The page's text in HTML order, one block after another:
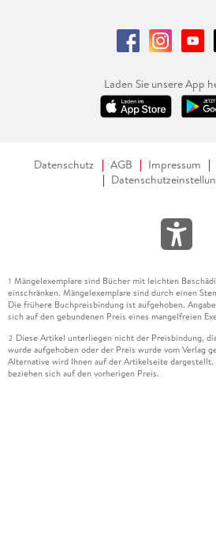
Laden Sie unsere App
Datenschutz AGB Impressum
1 Mängelexemplare sind Bücher mit leichten
einschränken. Mängelexemplare sind durch einen
Die frühere Buchpreisbindung ist aufgehoben.
sich auf den gebundenen Preis eines mangelfreien
2 Diese Artikel unterliegen nicht der Preisbindung,
wurde aufgehoben oder der Preis wurde vom Verlag
Alternative wird Ihnen auf der Artikelseite dargestellt.
beziehen sich auf den vorherigen Preis.